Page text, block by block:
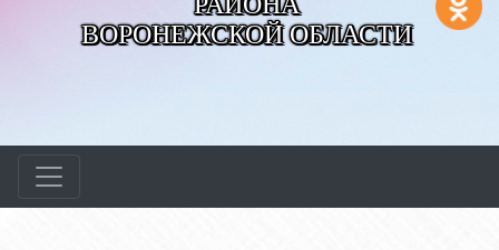
ВОРОНЕЖСКОЙ ОБЛАСТИ